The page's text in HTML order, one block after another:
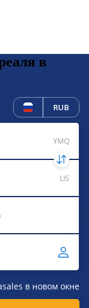
в
RUB
YMQ
LIS
в новом окне